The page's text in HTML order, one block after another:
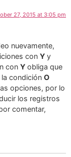
27, 2015 at 3:05 pm
nuevamente,
con Y y
con Y obliga que
condición O
opciones, por lo
los registros
comentar,